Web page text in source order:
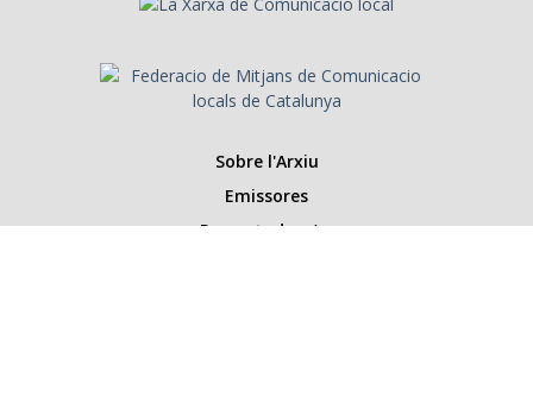
Sobre l'Arxiu
Emissores
Presentadors/es